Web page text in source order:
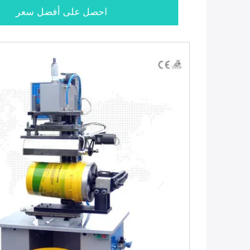
احصل على أفضل سعر